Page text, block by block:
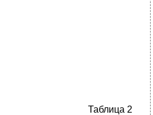
Таблица 2